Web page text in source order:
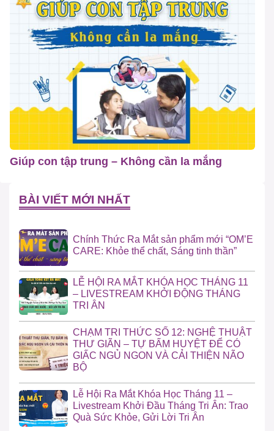
Giúp con tập trung – Không cần la mắng
BÀI VIẾT MỚI NHẤT
Chính Thức Ra Mắt sản phẩm mới “OM’E
CARE: Khỏe thể chất, Sáng tinh thần”
LỄ HỘI RA MẮT KHÓA HỌC THÁNG 11
– LIVESTREAM KHỞI ĐỘNG THÁNG
TRI ÂN
CHẠM TRI THỨC SỐ 12: NGHỆ THUẬT
THƯ GIÃN – TỰ BẤM HUYỆT ĐỂ CÓ
GIẤC NGỦ NGON VÀ CẢI THIỆN NÃO
BỘ
Lễ Hội Ra Mắt Khóa Học Tháng 11 –
Livestream Khởi Đầu Tháng Tri Ân: Trao
Quà Sức Khỏe, Gửi Lời Tri Ân